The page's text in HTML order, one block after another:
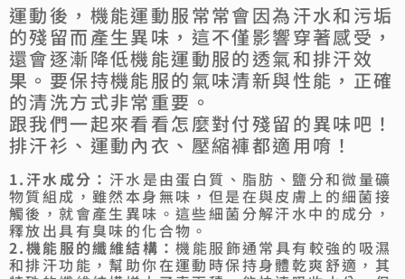
運動後，機能運動服常常會因為汗水和污垢
的殘留而產生異味，這不僅影響穿著感受，
還會逐漸降低機能運動服的透氣和排汗效
果。要保持機能服的氣味清新與性能，正確
的清洗方式非常重要。
跟我們一起來看看怎麼對付殘留的異味吧！
排汗衫、運動內衣、壓縮褲都適用唷！
1.汗水成分： 汗水是由蛋白質、脂肪、鹽分和微量礦
物質組成，雖然本身無味，但是在與皮膚上的細菌接
觸後，就會產生異味。這些細菌分解汗水中的成分，
釋放出具有臭味的化合物。
2.機能服的纖維結構：機能服飾通常具有較強的吸濕
和排汗功能，幫助你在運動時保持身體乾爽舒適，其